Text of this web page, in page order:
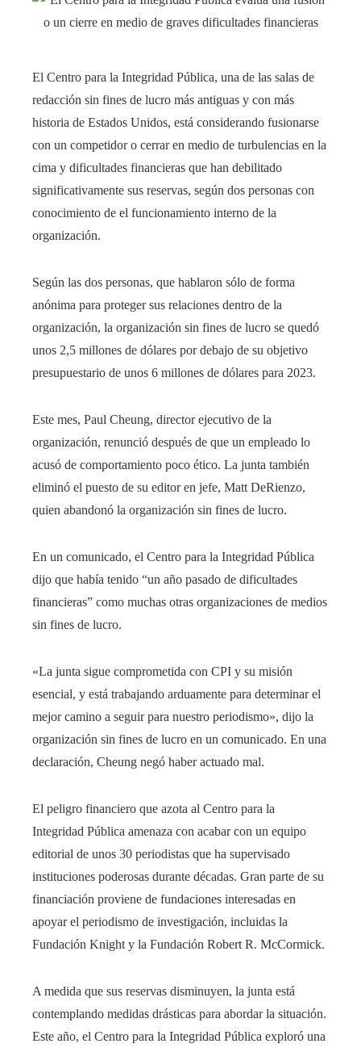
El Centro para la Integridad Pública, una de las salas de
redacción sin fines de lucro más antiguas y con más
historia de Estados Unidos, está considerando fusionarse
con un competidor o cerrar en medio de turbulencias en la
cima y dificultades financieras que han debilitado
significativamente sus reservas, según dos personas con
conocimiento de el funcionamiento interno de la
organización.
Según las dos personas, que hablaron sólo de forma
anónima para proteger sus relaciones dentro de la
organización, la organización sin fines de lucro se quedó
unos 2,5 millones de dólares por debajo de su objetivo
presupuestario de unos 6 millones de dólares para 2023.
Este mes, Paul Cheung, director ejecutivo de la
organización, renunció después de que un empleado lo
acusó de comportamiento poco ético. La junta también
eliminó el puesto de su editor en jefe, Matt DeRienzo,
quien abandonó la organización sin fines de lucro.
En un comunicado, el Centro para la Integridad Pública
dijo que había tenido “un año pasado de dificultades
financieras” como muchas otras organizaciones de medios
sin fines de lucro.
«La junta sigue comprometida con CPI y su misión
esencial, y está trabajando arduamente para determinar el
mejor camino a seguir para nuestro periodismo», dijo la
organización sin fines de lucro en un comunicado. En una
declaración, Cheung negó haber actuado mal.
El peligro financiero que azota al Centro para la
Integridad Pública amenaza con acabar con un equipo
editorial de unos 30 periodistas que ha supervisado
instituciones poderosas durante décadas. Gran parte de su
financiación proviene de fundaciones interesadas en
apoyar el periodismo de investigación, incluidas la
Fundación Knight y la Fundación Robert R. McCormick.
A medida que sus reservas disminuyen, la junta está
contemplando medidas drásticas para abordar la situación.
Este año, el Centro para la Integridad Pública exploró una